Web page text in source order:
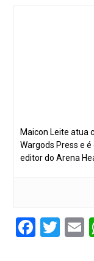
Maicon Leite atua
Wargods Press e
editor do Arena